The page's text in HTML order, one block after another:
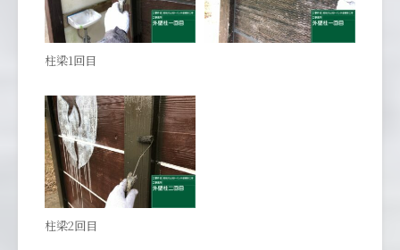
柱梁1回目
柱梁2回目